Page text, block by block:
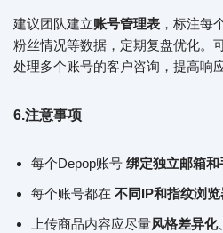
建议团队建立账号管理表 ，标注每
粉丝情况等数据，定期复盘优化。
处理多个账号的客户咨询，提高响
6.注意事项
每个Depop账号 绑定独立邮箱和
每个账号都在 不同IP和指纹浏
上传商品内容应尽量风格差异化